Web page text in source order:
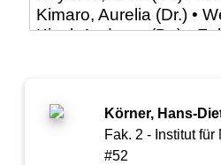
Körner, Hans-
Fak. 2 - Institut
#52